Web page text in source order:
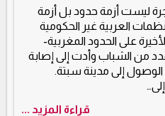
ليست أزمة حدود بل أزمة
العربية غير الحكومية
على الحدود المغربية-
عدد من الشباب وأدت إلى إصابة
الوصول إلى مدينة سبتة.
قراءة المزيد ...